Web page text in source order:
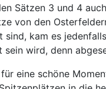
Sätzen 3 und 4
von den
sind, kam es
wird, denn
eine schöne